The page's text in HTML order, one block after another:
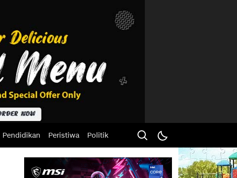
Pendidikan Peristiwa Politik